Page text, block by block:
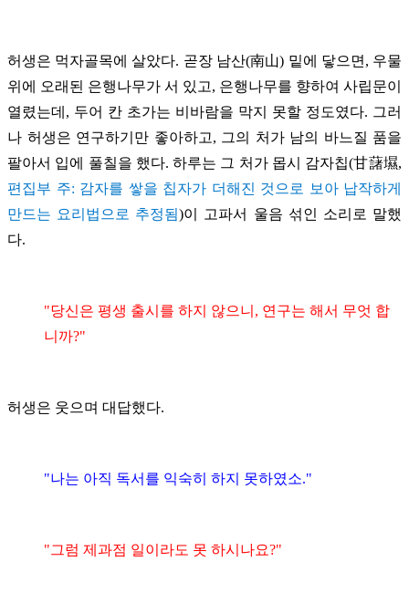
허생은 먹자골목에 살았다. 곧장 남산(南山) 밑에 닿으면, 우물
위에 오래된 은행나무가 서 있고, 은행나무를 향하여 사립문이
열렸는데, 두어 칸 초가는 비바람을 막지 못할 정도였다. 그러
나 허생은 연구하기만 좋아하고, 그의 처가 남의 바느질 품을
팔아서 입에 풀칠을 했다. 하루는 그 처가 몹시 감자칩(甘藷㙷,
편집부 주: 감자를 쌓을 칩자가 더해진 것으로 보아 납작하게
만드는 요리법으로 추정됨)이 고파서 울음 섞인 소리로 말했
다.
"당신은 평생 출시를 하지 않으니, 연구는 해서 무엇 합
니까?"
허생은 웃으며 대답했다.
"나는 아직 독서를 익숙히 하지 못하였소."
"그럼 제과점 일이라도 못 하시나요?"